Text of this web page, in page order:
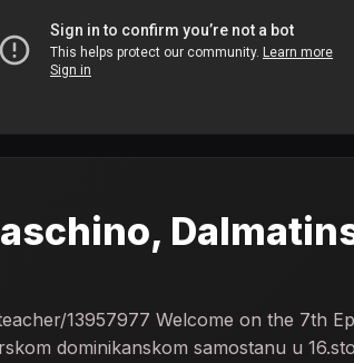
13957977 Welcome on the 7th
dominikanskom samostanu u